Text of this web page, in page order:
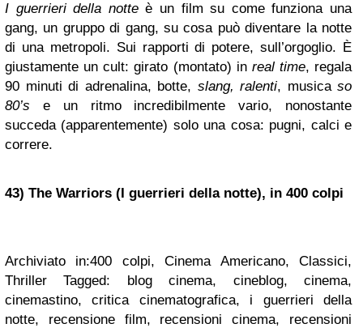
I guerrieri della notteè un film su come funziona una
gang, un gruppo di gang, su cosa può diventare la notte
di una metropoli. Sui rapporti di potere, sull’orgoglio. È
giustamente un cult: girato (montato) in real time, regala
90 minuti di adrenalina, botte, slang, ralenti, musica so
80’s e un ritmo incredibilmente vario, nonostante
succeda (apparentemente) solo una cosa: pugni, calci e
correre.
43) The Warriors (I guerrieri della notte), in 400 colpi
Archiviato in:400 colpi, Cinema Americano, Classici,
Thriller Tagged: blog cinema, cineblog, cinema,
cinemastino, critica cinematografica, i guerrieri della
notte, recensione film, recensioni cinema, recensioni